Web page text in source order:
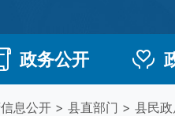
政务公开
息公开 > 县直部门 > 县民政